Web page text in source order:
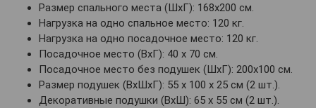
Размер спального места (ШхГ): 168х200 см.
Нагрузка на одно спальное место: 120 кг.
Нагрузка на одно посадочное место: 120 кг.
Посадочное место (ВхГ): 40 х 70 см.
Посадочное место без подушек (ШхГ): 200х100 см.
Размер подушек (ВхШхГ): 55 х 100 х 25 см (2 шт.).
Декоративные подушки (ВхШ): 65 х 55 см (2 шт.).